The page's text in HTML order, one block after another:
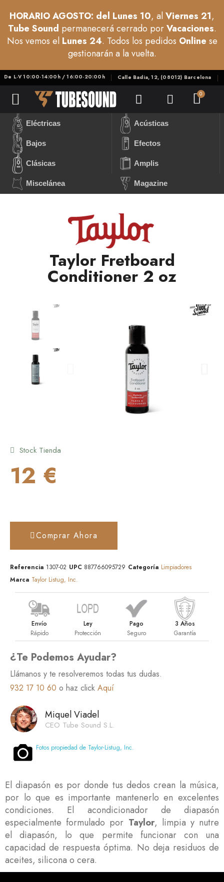
HORARIO AGOSTO: del Lunes 10, alViernes 21,
Tube Sound permanecerá cerrado porVacaciones.
Nos vemos el Lunes 24. Todos los pedidos Online se
gestionarán a la vuelta.
De L-V 10:00-14:00h / 16:00-20:00h Calle Badia, 12, (08012) Barcelona
Eléctricas Acústicas
Bajos Efectos
Clásicas Amplis
Miscelánea Magazine
Taylor Fretboard
Conditioner 2 oz
Stock Tienda
12 €
Comprar Ahora
Referencia 1307-02 UPC 887766095729 Categoría Limpiadores
Marca Taylor Listug, Inc.
Envío
Rápido
Ley
Protección
Pago
Seguro
3 Años
Garantía
¿Te Podemos Ayudar?
Llámanos y te resolveremos todas tus dudas.
932 17 10 60 o haz click Aquí
Miquel Viadel
CEO Tube Sound S.L.
Fotos propiedad de Taylor-Listug, Inc.
El diapasón es por donde tus dedos crean la música,
por lo que es importante mantenerlo en excelentes
condiciones. El acondicionador de diapasón
especialmente formulado por Taylor, limpia y nutre
el diapasón, lo que permite funcionar con una
capacidad de respuesta óptima. No deja residuos de
aceites, silicona o cera.